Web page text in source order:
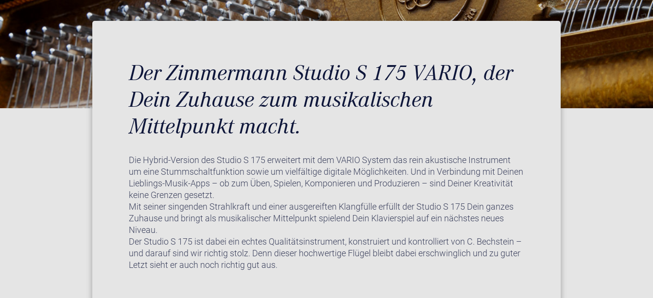
Der Zimmermann Studio S 175 VARIO, der
Dein Zuhause zum musikalischen
Mittelpunkt macht.
Die Hybrid-Version des Studio S 175 erweitert mit dem VARIO System das rein akustische Instrument
um eine Stummschaltfunktion sowie um vielfältige digitale Möglichkeiten. Und in Verbindung mit Deinen
Lieblings-Musik-Apps – ob zum Üben, Spielen, Komponieren und Produzieren – sind Deiner Kreativität
keine Grenzen gesetzt.
Mit seiner singenden Strahlkraft und einer ausgereiften Klangfülle erfüllt der Studio S 175 Dein ganzes
Zuhause und bringt als musikalischer Mittelpunkt spielend Dein Klavierspiel auf ein nächstes neues
Niveau.
Der Studio S 175 ist dabei ein echtes Qualitätsinstrument, konstruiert und kontrolliert von C. Bechstein –
und darauf sind wir richtig stolz. Denn dieser hochwertige Flügel bleibt dabei erschwinglich und zu guter
Letzt sieht er auch noch richtig gut aus.